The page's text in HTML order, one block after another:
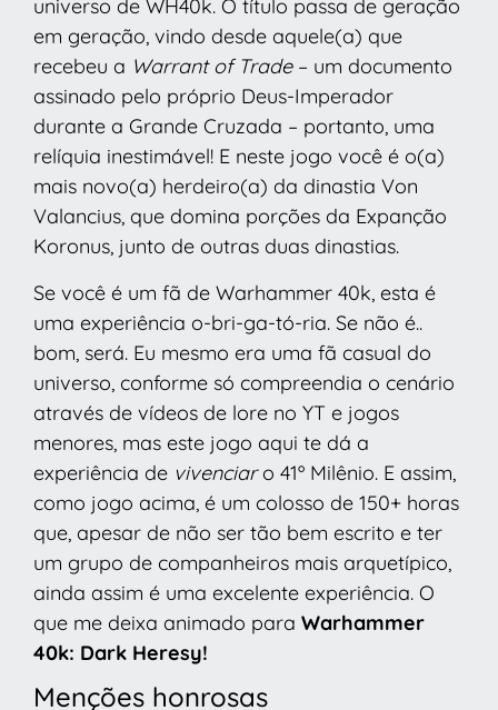
universo de WH40k. O título passa de geração
em geração, vindo desde aquele(a) que
recebeu a Warrant of Trade– um documento
assinado pelo próprio Deus-Imperador
durante a Grande Cruzada – portanto, uma
relíquia inestimável! E neste jogo você é o(a)
mais novo(a) herdeiro(a) da dinastia Von
Valancius, que domina porções da Expanção
Koronus, junto de outras duas dinastias.
Se você é um fã de Warhammer 40k, esta é
uma experiência o-bri-ga-tó-ria. Se não é..
bom, será. Eu mesmo era uma fã casual do
universo, conforme só compreendia o cenário
através de vídeos de lore no YT e jogos
menores, mas este jogo aqui te dá a
experiência de vivenciaro 41º Milênio. E assim,
como jogo acima, é um colosso de 150+ horas
que, apesar de não ser tão bem escrito e ter
um grupo de companheiros mais arquetípico,
ainda assim é uma excelente experiência. O
que me deixa animado para Warhammer
40k: Dark Heresy!
Menções honrosas